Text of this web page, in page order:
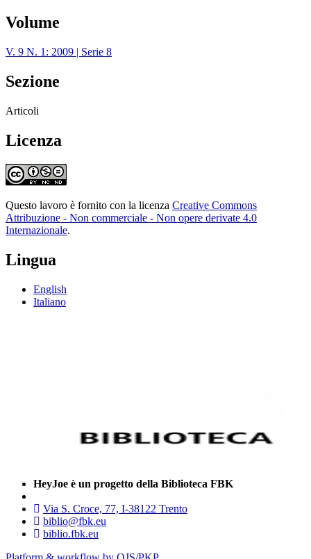
Volume
V. 9 N. 1: 2009 | Serie 8
Sezione
Articoli
Licenza
Questo lavoro è fornito con la licenza Creative Commons
Attribuzione - Non commerciale - Non opere derivate 4.0
Internazionale.
Lingua
English
Italiano
HeyJoe è un progetto della Biblioteca FBK
Via S. Croce, 77, I-38122 Trento
biblio@fbk.eu
biblio.fbk.eu